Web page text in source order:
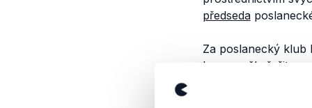
předseda
Za poslanecký klub
kauza měla řešit na